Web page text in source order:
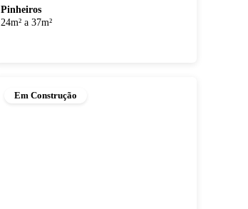
Pinheiros
24m² a 37m²
Em Construção